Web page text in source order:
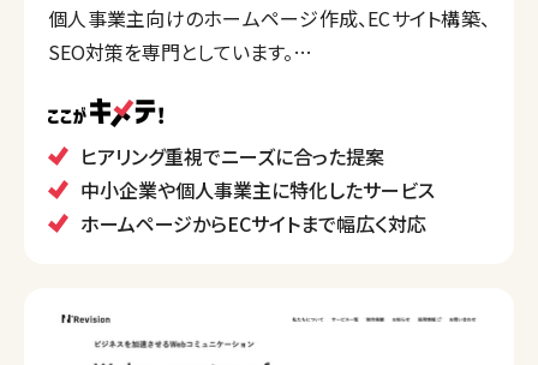
個人事業主向けのホームページ作成、ECサイト構築、
SEO対策を専門としています。
心価格で対応し、費用対効果の高いWebソリューショ
ンを実現します。
ヒアリング重視でニーズに合った提案
中小企業や個人事業主に特化したサービス
ホームページからECサイトまで幅広く対応